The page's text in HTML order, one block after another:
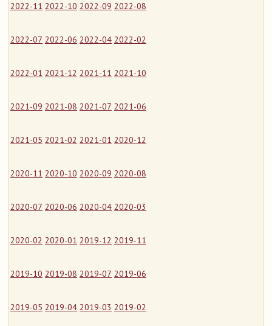
2022-11 2022-10 2022-09 2022-08
2022-07 2022-06 2022-04 2022-02
2022-01 2021-12 2021-11 2021-10
2021-09 2021-08 2021-07 2021-06
2021-05 2021-02 2021-01 2020-12
2020-11 2020-10 2020-09 2020-08
2020-07 2020-06 2020-04 2020-03
2020-02 2020-01 2019-12 2019-11
2019-10 2019-08 2019-07 2019-06
2019-05 2019-04 2019-03 2019-02